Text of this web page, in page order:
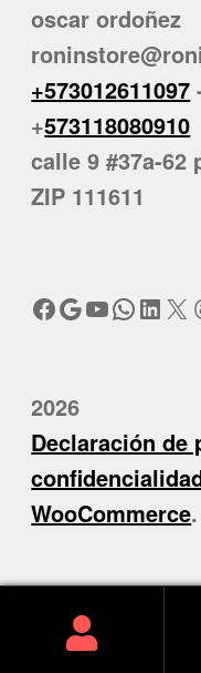
oscar ordoñez
+573012611097
+573118080910
calle 9 #37a-62
ZIP 111611
Facebook
Google
YouTube
X
2026
Declaración de
WooCommerce.